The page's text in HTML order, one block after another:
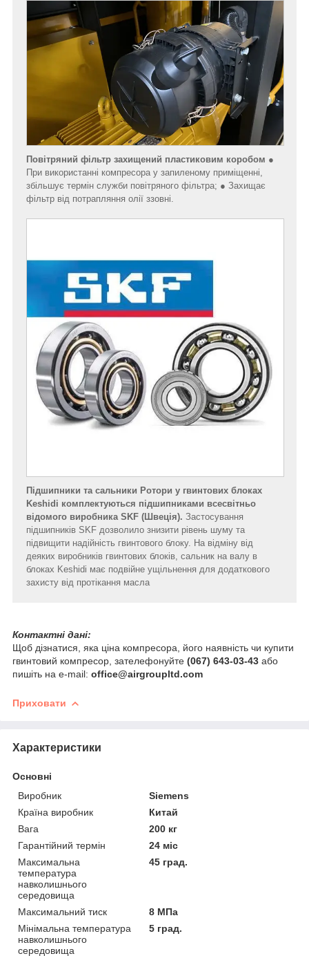
Повітряний фільтр захищений пластиковим коробом ●
При використанні компресора у запиленому приміщенні,
збільшує термін служби повітряного фільтра; ● Захищає
фільтр від потрапляння олії ззовні.
Підшипники та сальники Ротори у гвинтових блоках
Keshidi комплектуються підшипниками всесвітньо
відомого виробника SKF (Швеція). Застосування
підшипників SKF дозволило знизити рівень шуму та
підвищити надійність гвинтового блоку. На відміну від
деяких виробників гвинтових блоків, сальник на валу в
блоках Keshidi має подвійне ущільнення для додаткового
захисту від протікання масла
Контактні дані:
Щоб дізнатися, яка ціна компресора, його наявність чи купити
гвинтовий компресор, зателефонуйте (067) 643-03-43 або
пишіть на e-mail: office@airgroupltd.com
Приховати
Характеристики
Основні
Виробник
Siemens
Країна виробник
Китай
Вага
200 кг
Гарантійний термін
24 міс
Максимальна
температура
навколишнього
середовища
45 град.
Максимальний тиск
8 МПа
Мінімальна температура
навколишнього
середовища
5 град.